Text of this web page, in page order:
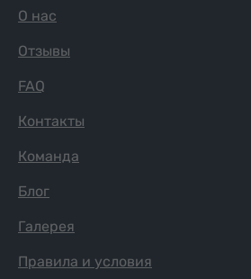
О нас
Отзывы
FAQ
Контакты
Команда
Блог
Галерея
Правила и условия